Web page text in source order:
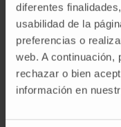
diferentes
usabilidad de la
preferencias o
web. A continuación,
rechazar o bien
información en
internacionales de
publicaciones en
capítulos en libros
Psicooncología y
cuidados paliativos.